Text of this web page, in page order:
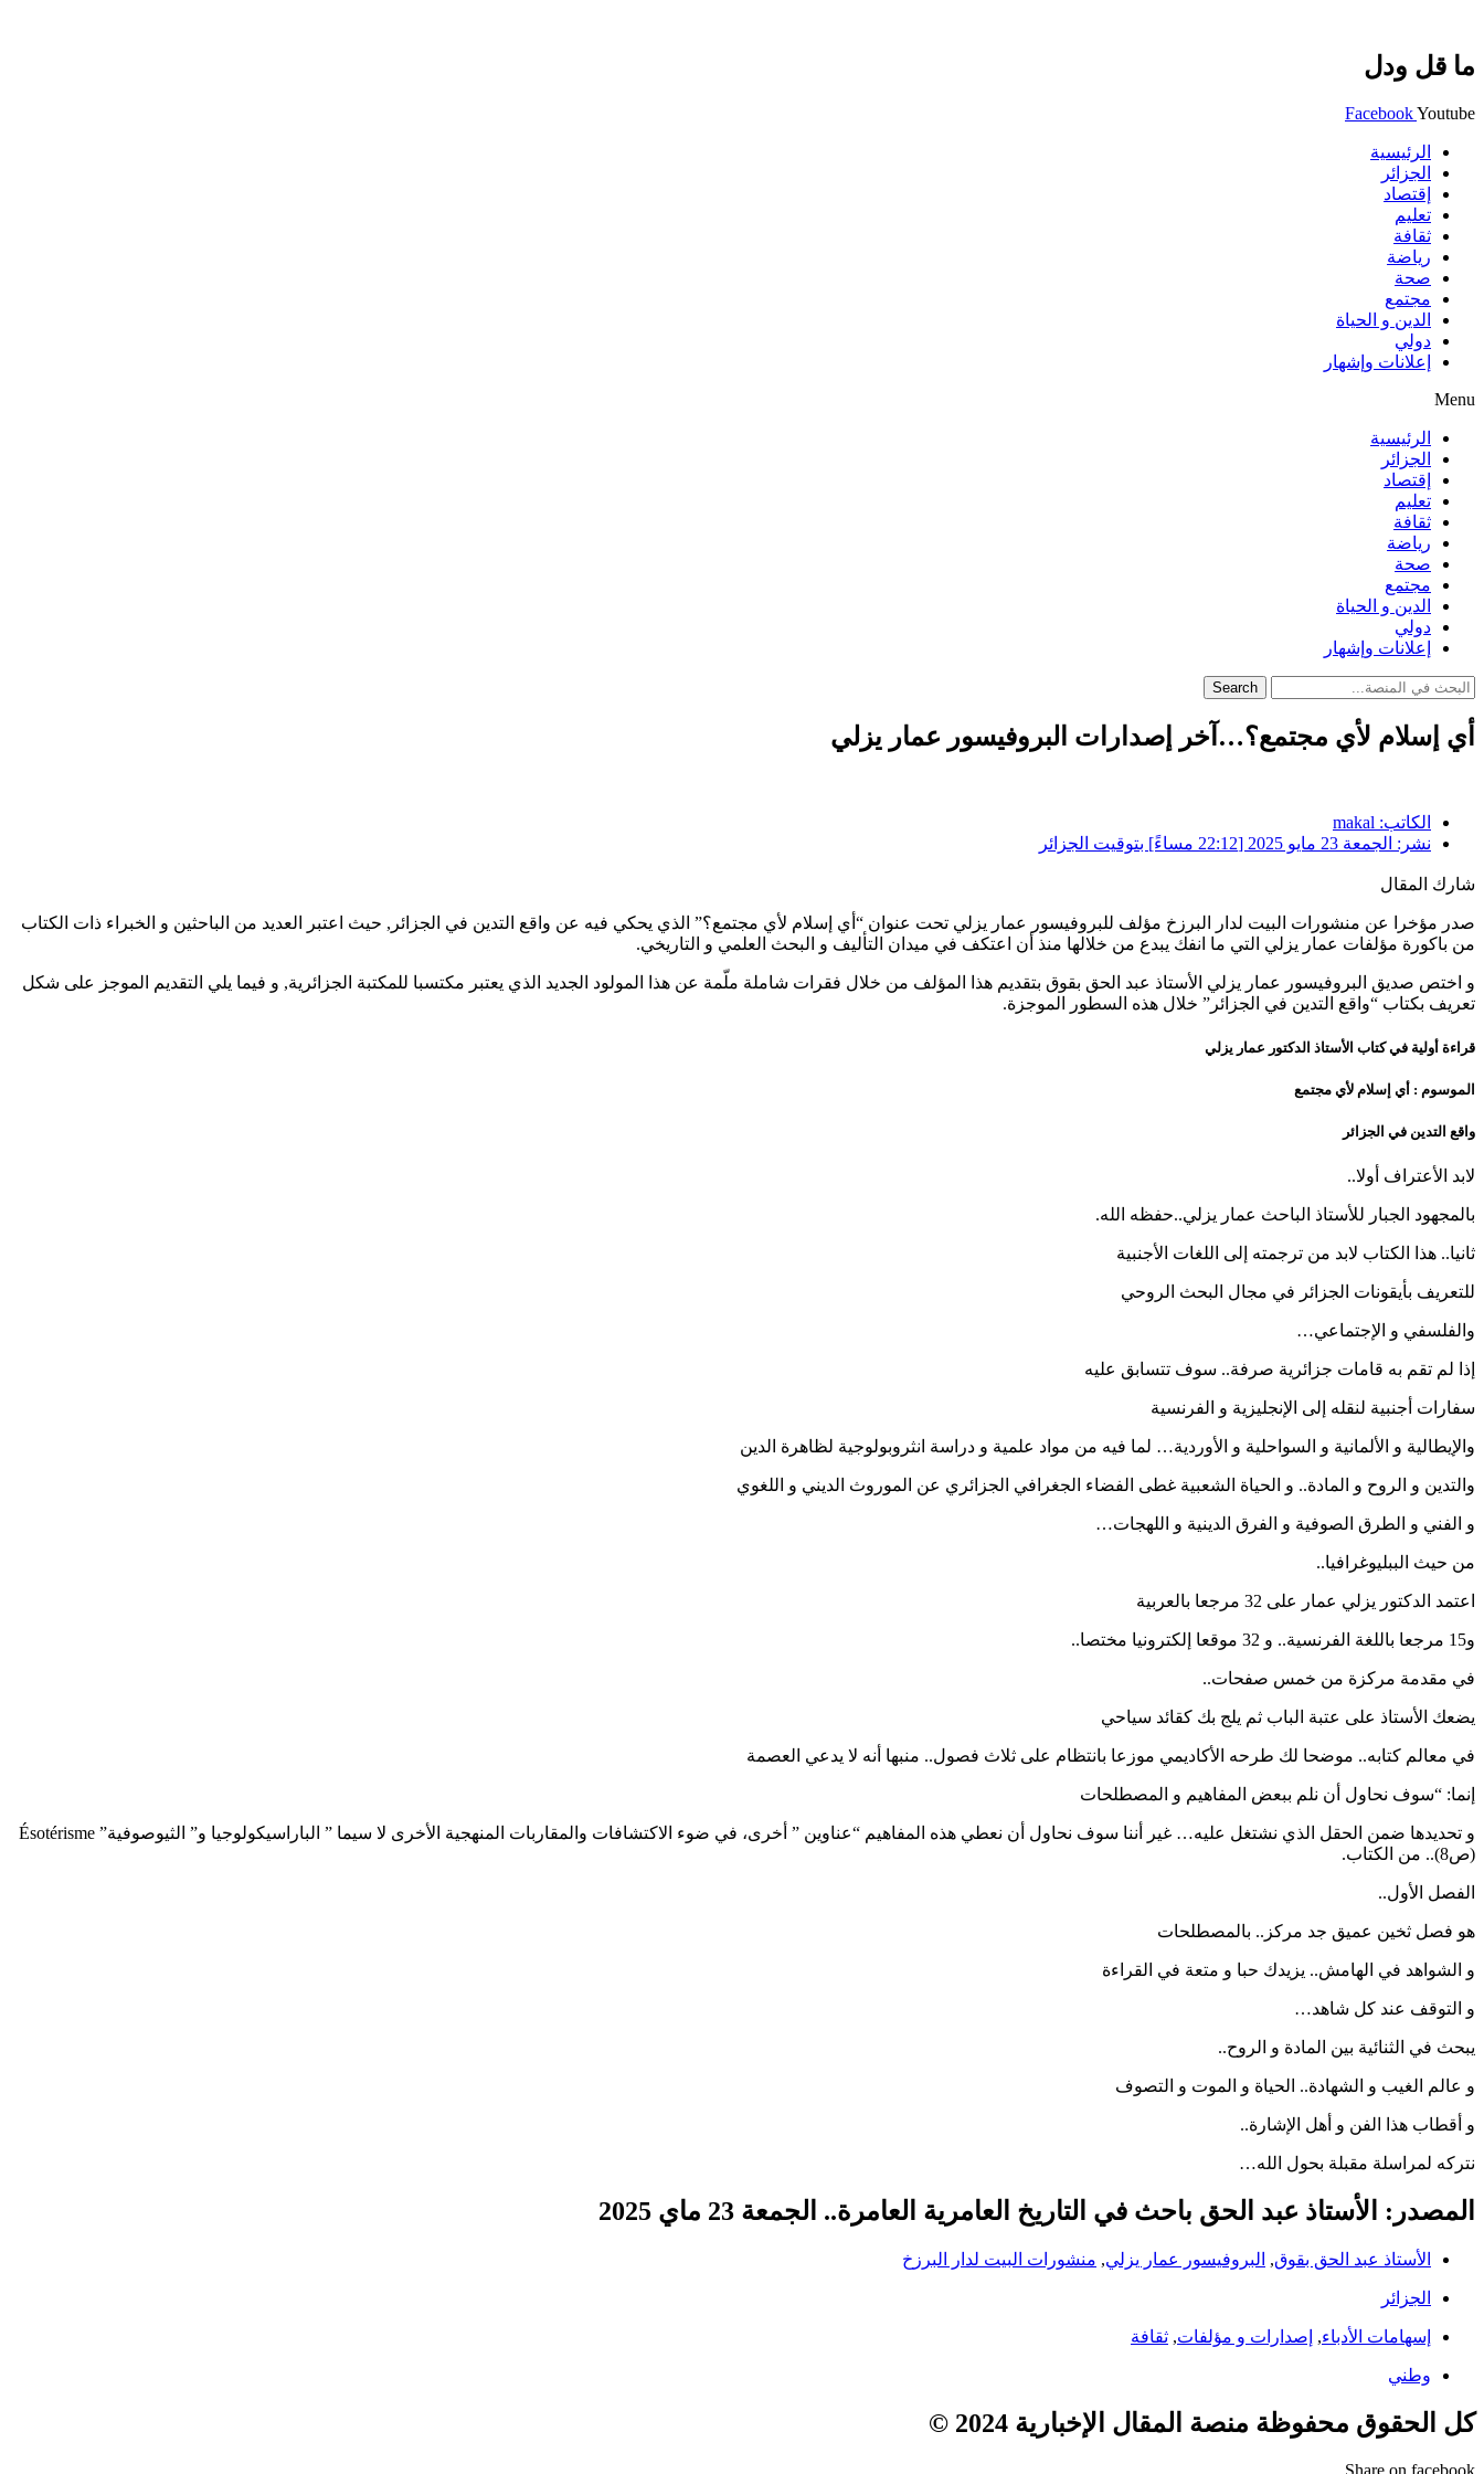
ما قل ودل
FacebookYoutube
الرئيسية
الجزائر
إقتصاد
تعليم
ثقافة
رياضة
صحة
مجتمع
الدين و الحياة
دولي
إعلانات وإشهار
Menu
الرئيسية
الجزائر
إقتصاد
تعليم
ثقافة
رياضة
صحة
مجتمع
الدين و الحياة
دولي
إعلانات وإشهار
Search
أي إسلام لأي مجتمع؟…آخر إصدارات البروفيسور عمار يزلي
الكاتب: makal
نشر: الجمعة 23 مايو 2025 [22:12 مساءً] بتوقيت الجزائر
شارك المقال
صدر مؤخرا عن منشورات البيت لدار البرزخ مؤلف للبروفيسور عمار يزلي تحت عنوان “أي إسلام لأي مجتمع؟” الذي يحكي فيه عن واقع التدين في الجزائر, حيث اعتبر العديد من الباحثين و الخبراء ذات الكتاب
من باكورة مؤلفات عمار يزلي التي ما انفك يبدع من خلالها منذ أن اعتكف في ميدان التأليف و البحث العلمي و التاريخي.
و اختص صديق البروفيسور عمار يزلي الأستاذ عبد الحق بقوق بتقديم هذا المؤلف من خلال فقرات شاملة ملّمة عن هذا المولود الجديد الذي يعتبر مكتسبا للمكتبة الجزائرية, و فيما يلي التقديم الموجز على شكل
تعريف بكتاب “واقع التدين في الجزائر” خلال هذه السطور الموجزة.
قراءة أولية في كتاب الأستاذ الدكتور عمار يزلي
الموسوم : أي إسلام لأي مجتمع
واقع التدين في الجزائر
لابد الأعتراف أولا..
بالمجهود الجبار للأستاذ الباحث عمار يزلي..حفظه الله.
ثانيا.. هذا الكتاب لابد من ترجمته إلى اللغات الأجنبية
للتعريف بأيقونات الجزائر في مجال البحث الروحي
والفلسفي و الإجتماعي…
إذا لم تقم به قامات جزائرية صرفة.. سوف تتسابق عليه
سفارات أجنبية لنقله إلى الإنجليزية و الفرنسية
والإيطالية و الألمانية و السواحلية و الأوردية… لما فيه من مواد علمية و دراسة انثروبولوجية لظاهرة الدين
والتدين و الروح و المادة.. و الحياة الشعبية غطى الفضاء الجغرافي الجزائري عن الموروث الديني و اللغوي
و الفني و الطرق الصوفية و الفرق الدينية و اللهجات…
من حيث الببليوغرافيا..
اعتمد الدكتور يزلي عمار على 32 مرجعا بالعربية
و15 مرجعا باللغة الفرنسية.. و 32 موقعا إلكترونيا مختصا..
في مقدمة مركزة من خمس صفحات..
يضعك الأستاذ على عتبة الباب ثم يلج بك كقائد سياحي
في معالم كتابه.. موضحا لك طرحه الأكاديمي موزعا بانتظام على ثلاث فصول.. منبها أنه لا يدعي العصمة
إنما: “سوف نحاول أن نلم ببعض المفاهيم و المصطلحات
و تحديدها ضمن الحقل الذي نشتغل عليه… غير أننا سوف نحاول أن نعطي هذه المفاهيم “عناوين ” أخرى، في ضوء الاكتشافات والمقاربات المنهجية الأخرى لا سيما ” الباراسيكولوجيا و” الثيوصوفية” Ésotérisme
(ص8).. من الكتاب.
الفصل الأول..
هو فصل ثخين عميق جد مركز.. بالمصطلحات
و الشواهد في الهامش.. يزيدك حبا و متعة في القراءة
و التوقف عند كل شاهد…
يبحث في الثنائية بين المادة و الروح..
و عالم الغيب و الشهادة.. الحياة و الموت و التصوف
و أقطاب هذا الفن و أهل الإشارة..
نتركه لمراسلة مقبلة بحول الله…
المصدر: الأستاذ عبد الحق باحث في التاريخ العامرية العامرة.. الجمعة 23 ماي 2025
الأستاذ عبد الحق بقوق, البروفيسور عمار يزلي, منشورات البيت لدار البرزخ
الجزائر
إسهامات الأدباء, إصدارات و مؤلفات, ثقافة
وطني
كل الحقوق محفوظة منصة المقال الإخبارية 2024 ©
Share on facebook